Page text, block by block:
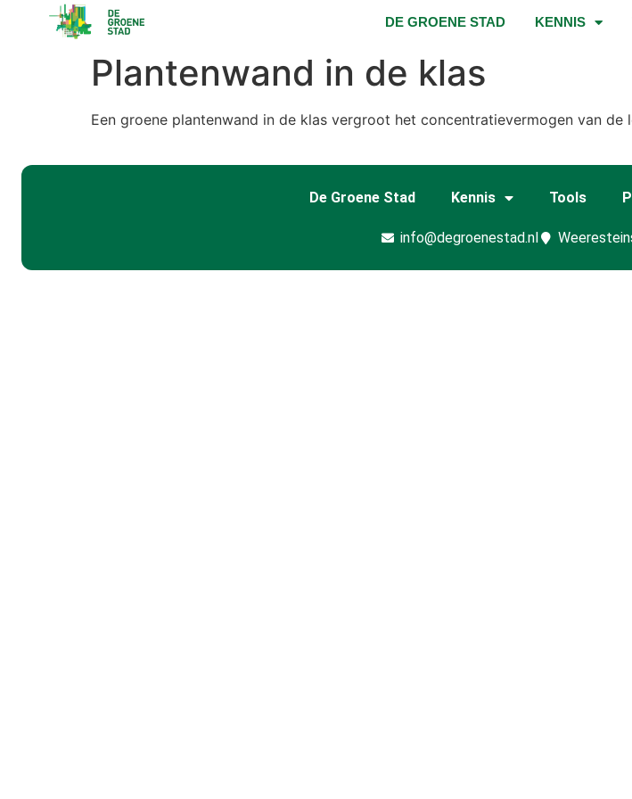
DE GROENE STAD KENNIS
Plantenwand in de klas
Een groene plantenwand in de klas vergroot het concentratievermogen van
De Groene Stad Kennis Tools
info@degroenestad.nl